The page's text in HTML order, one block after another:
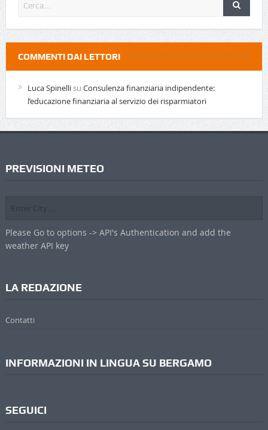
COMMENTI DAI LETTORI
Luca Spinellisu Consulenza finanziaria indipendente:
l’educazione finanziaria al servizio dei risparmiatori
PREVISIONI METEO
Please Go to options -> API's Authentication and add the
weather API key
LA REDAZIONE
Contatti
INFORMAZIONI IN LINGUA SU BERGAMO
SEGUICI